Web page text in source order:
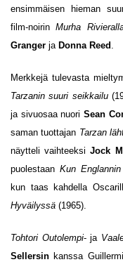
ensimmäisen hieman
film-noirinMurha
Granger ja Donna Reed
Merkkejä tulevasta
Tarzanin suuri seikkailu
ja sivuosaa nuori Sean
saman tuottajan Tarzan
näytteli vaihteeksiJock
puolestaan Kun
kun taas kahdella
Hyväilyssä (1965).
Tohtori Outolempi- ja
Sellersin kanssa